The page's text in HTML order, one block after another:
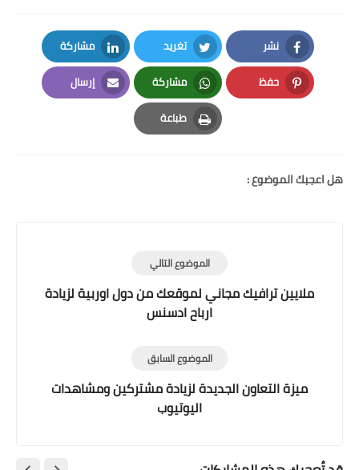
نشر
Facebook
تغريد
Twitter
مشاركة
LinkedIn
حفظ
Pinterest
مشاركة
Whatsapp
إرسال
Email
طباعة
Print
هل اعجبك الموضوع :
الموضوع التالي
ملايين ترافيك مجاني لموقعك من دول اوربية لزيادة
ارباح ادسنس
الموضوع السابق
ميزة التعاون الجديدة لزيادة مشتركين ومشاهدات
اليوتيوب